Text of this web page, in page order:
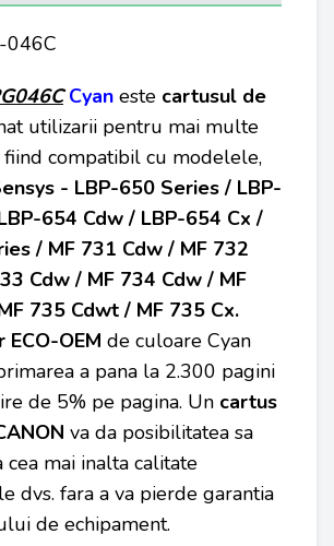
046C
Cyan este cartusul de
utilizarii pentru mai multe
compatibil cu modelele,
- LBP-650 Series / LBP-
654 Cdw / LBP-654 Cx /
/ MF 731 Cdw / MF 732
Cdw / MF 734 Cdw / MF
735 Cdwt / MF 735 Cx.
ECO-OEM de culoare Cyan
a pana la 2.300 pagini
de 5% pe pagina. Un cartus
va da posibilitatea sa
mai inalta calitate
dvs. fara a va pierde garantia
de echipament.